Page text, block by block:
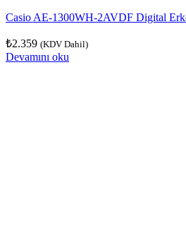
Casio AE-1300WH-2AVDF Digital
₺2.359 (KDV Dahil)
Devamını oku